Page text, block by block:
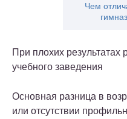
Чем
При плохих результатах
учебного заведения
Основная разница в
или отсутствии